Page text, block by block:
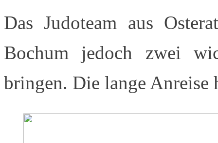
Das Judoteam aus
Bochum jedoch zwei
bringen. Die lange Anreise